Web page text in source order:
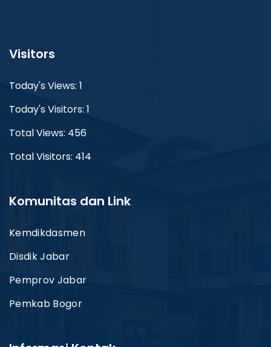
Visitors
Today's Views: 1
Today's Visitors: 1
Total Views: 456
Total Visitors: 414
Komunitas dan Link
Kemdikdasmen
Disdik Jabar
Pemprov Jabar
Pemkab Bogor